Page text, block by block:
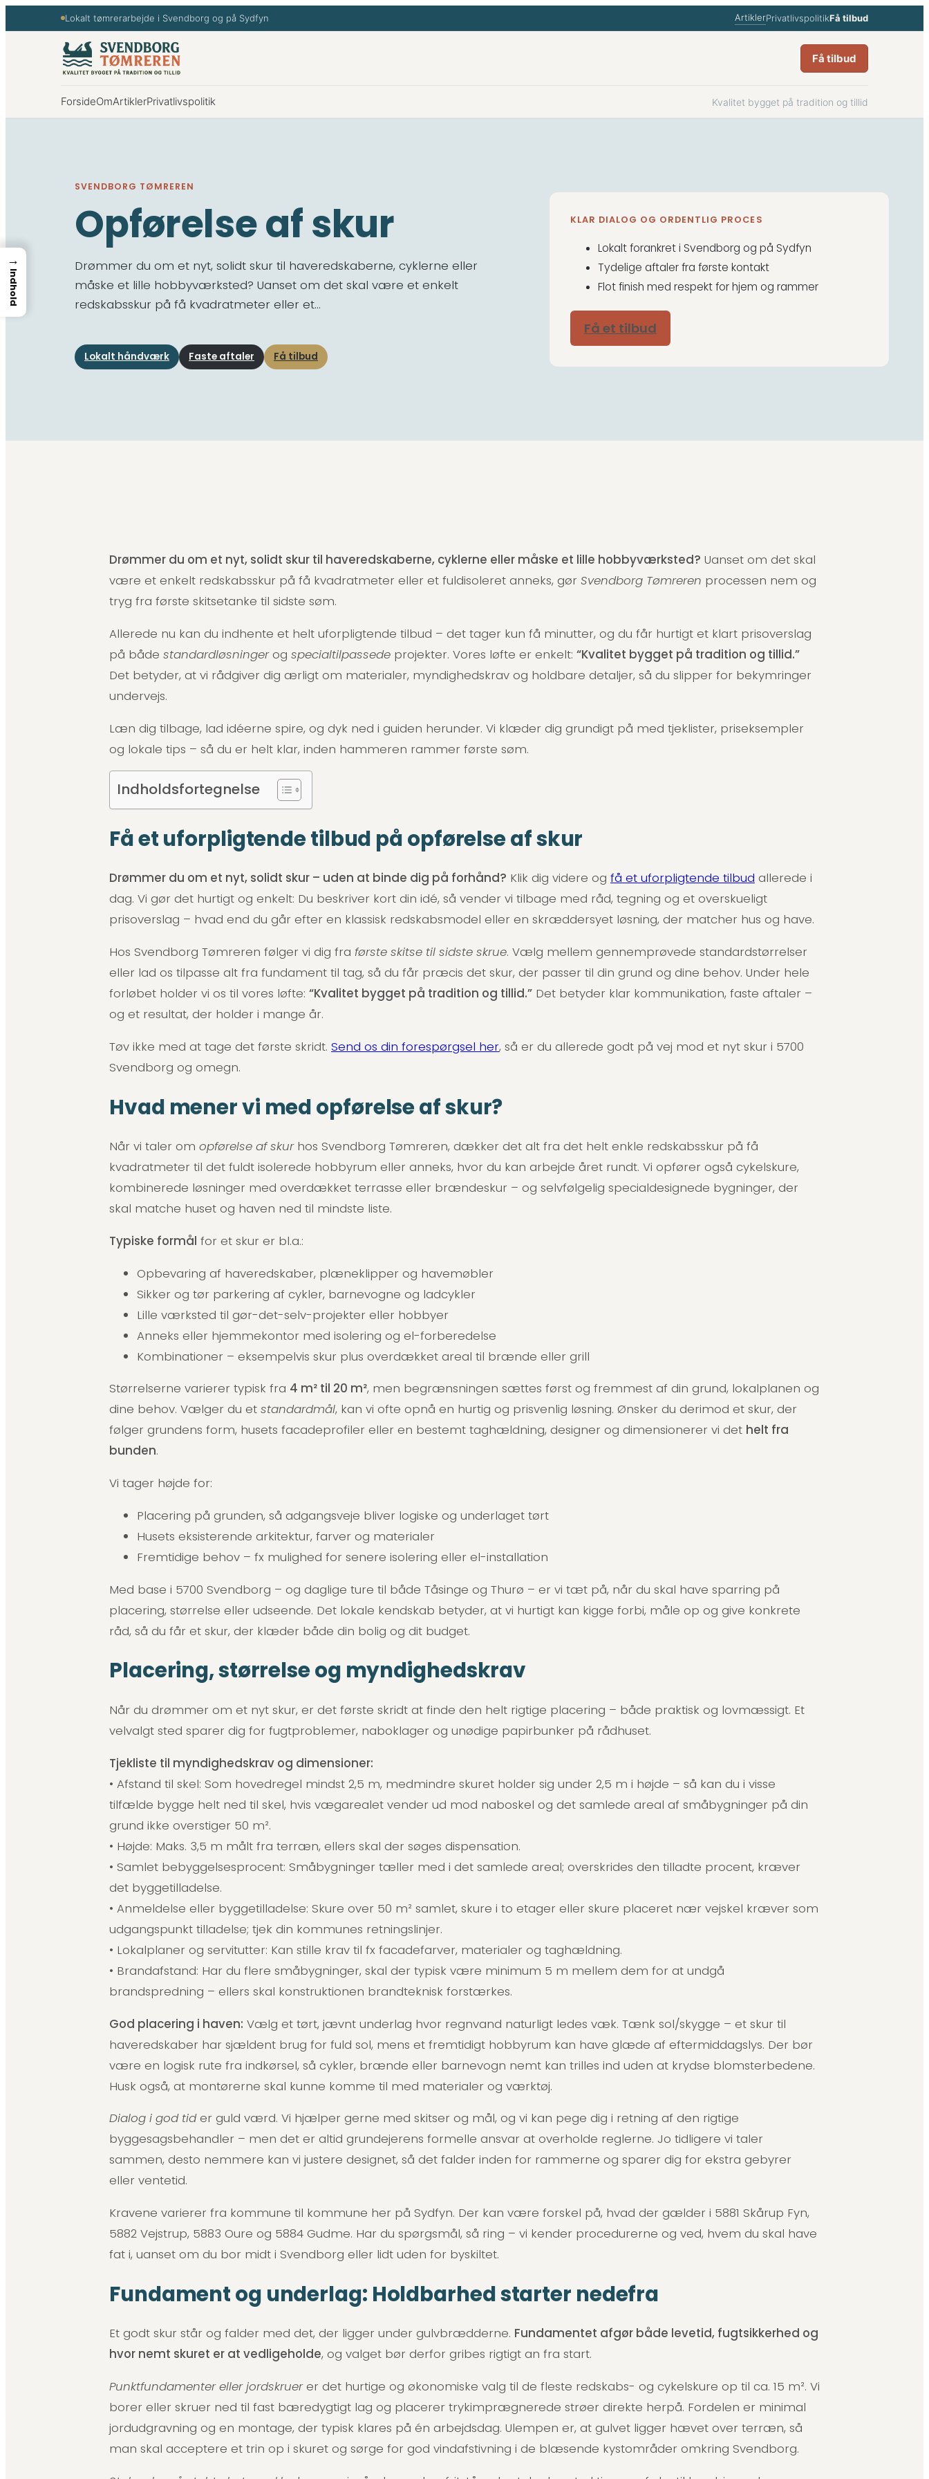
til
Lokalt tømrerarbejde i Svendborg og på Sydfyn ArtiklerPrivatlivspolitikFå tilbud
Få tilbud
ForsideOmArtiklerPrivatlivspolitik Kvalitet bygget på tradition og tillid
SVENDBORG TØMREREN
Opførelse af skur
Drømmer du om et nyt, solidt skur til haveredskaberne, cyklerne eller
måske et lille hobbyværksted? Uanset om det skal være et enkelt
redskabsskur på få kvadratmeter eller et…
Lokalt håndværk Faste aftaler Få tilbud
KLAR DIALOG OG ORDENTLIG PROCES
Lokalt forankret i Svendborg og på Sydfyn
Tydelige aftaler fra første kontakt
Flot finish med respekt for hjem og rammer
Få et tilbud
Drømmer du om et nyt, solidt skur til haveredskaberne, cyklerne eller måske et lille hobbyværksted? Uanset om det skal
være et enkelt redskabsskur på få kvadratmeter eller et fuldisoleret anneks, gør Svendborg Tømreren processen nem og
tryg fra første skitsetanke til sidste søm.
Allerede nu kan du indhente et helt uforpligtende tilbud – det tager kun få minutter, og du får hurtigt et klart prisoverslag
på både standardløsningerog specialtilpassede projekter. Vores løfte er enkelt: “Kvalitet bygget på tradition og tillid.”
Det betyder, at vi rådgiver dig ærligt om materialer, myndighedskrav og holdbare detaljer, så du slipper for bekymringer
undervejs.
Læn dig tilbage, lad idéerne spire, og dyk ned i guiden herunder. Vi klæder dig grundigt på med tjeklister, priseksempler
og lokale tips – så du er helt klar, inden hammeren rammer første søm.
Indholdsfortegnelse
Få et uforpligtende tilbud på opførelse af skur
Drømmer du om et nyt, solidt skur – uden at binde dig på forhånd? Klik dig videre og få et uforpligtende tilbud allerede i
dag. Vi gør det hurtigt og enkelt: Du beskriver kort din idé, så vender vi tilbage med råd, tegning og et overskueligt
prisoverslag – hvad end du går efter en klassisk redskabs­model eller en skræddersyet løsning, der matcher hus og have.
Hos Svendborg Tømreren følger vi dig fra første skitse til sidste skrue. Vælg mellem gennemprøvede standardstørrelser
eller lad os tilpasse alt fra fundament til tag, så du får præcis det skur, der passer til din grund og dine behov. Under hele
forløbet holder vi os til vores løfte: “Kvalitet bygget på tradition og tillid.” Det betyder klar kommunikation, faste aftaler –
og et resultat, der holder i mange år.
Tøv ikke med at tage det første skridt. Send os din forespørgsel her, så er du allerede godt på vej mod et nyt skur i 5700
Svendborg og omegn.
Hvad mener vi med opførelse af skur?
Når vi taler om opførelse af skurhos Svendborg Tømreren, dækker det alt fra det helt enkle redskabsskur på få
kvadratmeter til det fuldt isolerede hobbyrum eller anneks, hvor du kan arbejde året rundt. Vi opfører også cykelskure,
kombinerede løsninger med overdækket terrasse eller brændeskur – og selvfølgelig specialdesignede bygninger, der
skal matche huset og haven ned til mindste liste.
Typiske formål for et skur er bl.a.:
Opbevaring af haveredskaber, plæneklipper og havemøbler
Sikker og tør parkering af cykler, barnevogne og ladcykler
Lille værksted til gør-det-selv-projekter eller hobbyer
Anneks eller hjemmekontor med isolering og el-forberedelse
Kombinationer – eksempelvis skur plus overdækket areal til brænde eller grill
Størrelserne varierer typisk fra 4 m² til 20 m², men begrænsningen sættes først og fremmest af din grund, lokalplanen og
dine behov. Vælger du et standardmål, kan vi ofte opnå en hurtig og prisvenlig løsning. Ønsker du derimod et skur, der
følger grundens form, husets facadeprofiler eller en bestemt taghældning, designer og dimensionerer vi det helt fra
bunden.
Vi tager højde for:
Placering på grunden, så adgangsveje bliver logiske og underlaget tørt
Husets eksisterende arkitektur, farver og materialer
Fremtidige behov – fx mulighed for senere isolering eller el-installation
Med base i 5700 Svendborg – og daglige ture til både Tåsinge og Thurø – er vi tæt på, når du skal have sparring på
placering, størrelse eller udseende. Det lokale kendskab betyder, at vi hurtigt kan kigge forbi, måle op og give konkrete
råd, så du får et skur, der klæder både din bolig og dit budget.
Placering, størrelse og myndighedskrav
Når du drømmer om et nyt skur, er det første skridt at finde den helt rigtige placering – både praktisk og lovmæssigt. Et
velvalgt sted sparer dig for fugtproblemer, naboklager og unødige papirbunker på rådhuset.
Tjekliste til myndighedskrav og dimensioner:
• Afstand til skel: Som hovedregel mindst 2,5 m, medmindre skuret holder sig under 2,5 m i højde – så kan du i visse
tilfælde bygge helt ned til skel, hvis vægarealet vender ud mod naboskel og det samlede areal af småbygninger på din
grund ikke overstiger 50 m².
• Højde: Maks. 3,5 m målt fra terræn, ellers skal der søges dispensation.
• Samlet bebyggelsesprocent: Småbygninger tæller med i det samlede areal; overskrides den tilladte procent, kræver
det byggetilladelse.
• Anmeldelse eller byggetilladelse: Skure over 50 m² samlet, skure i to etager eller skure placeret nær vejskel kræver som
udgangspunkt tilladelse; tjek din kommunes retningslinjer.
• Lokalplaner og servitutter: Kan stille krav til fx facadefarver, materialer og taghældning.
• Brandafstand: Har du flere småbygninger, skal der typisk være minimum 5 m mellem dem for at undgå
brandspredning – ellers skal konstruktionen brandteknisk forstærkes.
God placering i haven: Vælg et tørt, jævnt underlag hvor regnvand naturligt ledes væk. Tænk sol/skygge – et skur til
haveredskaber har sjældent brug for fuld sol, mens et fremtidigt hobbyrum kan have glæde af eftermiddagslys. Der bør
være en logisk rute fra indkørsel, så cykler, brænde eller barnevogn nemt kan trilles ind uden at krydse blomsterbedene.
Husk også, at montørerne skal kunne komme til med materialer og værktøj.
Dialog i god tider guld værd. Vi hjælper gerne med skitser og mål, og vi kan pege dig i retning af den rigtige
byggesagsbehandler – men det er altid grundejerens formelle ansvar at overholde reglerne. Jo tidligere vi taler
sammen, desto nemmere kan vi justere designet, så det falder inden for rammerne og sparer dig for ekstra gebyrer
eller ventetid.
Kravene varierer fra kommune til kommune her på Sydfyn. Der kan være forskel på, hvad der gælder i 5881 Skårup Fyn,
5882 Vejstrup, 5883 Oure og 5884 Gudme. Har du spørgsmål, så ring – vi kender procedurerne og ved, hvem du skal have
fat i, uanset om du bor midt i Svendborg eller lidt uden for byskiltet.
Fundament og underlag: Holdbarhed starter nedefra
Et godt skur står og falder med det, der ligger under gulvbrædderne. Fundamentet afgør både levetid, fugtsikkerhed og
hvor nemt skuret er at vedligeholde, og valget bør derfor gribes rigtigt an fra start.
Punktfundamenter eller jordskruerer det hurtige og økonomiske valg til de fleste redskabs- og cykelskure op til ca. 15 m². Vi
borer eller skruer ned til fast bæredygtigt lag og placerer trykimprægnerede strøer direkte herpå. Fordelen er minimal
jordudgravning og en montage, der typisk klares på én arbejdsdag. Ulempen er, at gulvet ligger hævet over terræn, så
man skal acceptere et trin op i skuret og sørge for god vindafstivning i de blæsende kystområder omkring Svendborg.
→
Indhold